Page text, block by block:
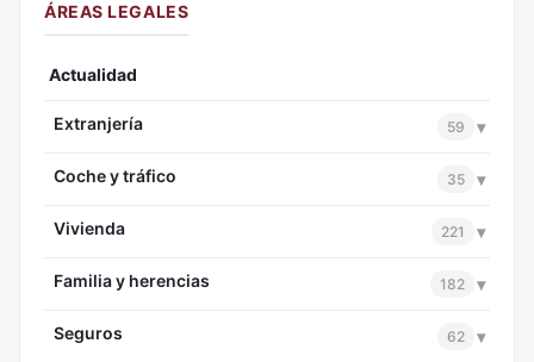
ÁREAS LEGALES
Actualidad
Extranjería 59 ▾
Coche y tráfico 35 ▾
Vivienda 221 ▾
Familia y herencias 182 ▾
Seguros 62 ▾